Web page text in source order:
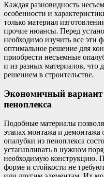
Каждая разновидность
особенности и
только материал
прочие нюансы. Перед
необходимо изучить все эти
оптимальное решение для
приобрести несъемные
и из разных материалов, что
решением в строительстве.
Экономичный вариант
пеноплекса
Подобные материалы
этапах монтажа и
опалубки из пеноплекса
устанавливать в нужном
необходимую конструкцию.
форме и стойкости не